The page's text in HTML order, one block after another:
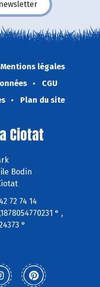
Mentions légales
CGU
Plan du site
Ciotat
Bodin
72 74 14
° ,
°